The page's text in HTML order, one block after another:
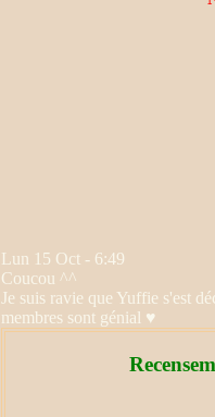
Lun 15 Oct - 6:49
Coucou ^^
Je suis ravie que Yuffie s'est
membres sont génial ♥